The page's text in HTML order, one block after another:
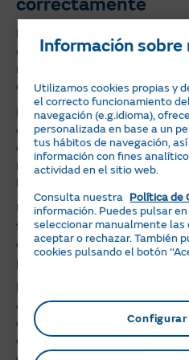
La eficacia de los detectores
dónde se coloque, así como
realice. Es decir, que es
detectar las incidencias a
Lo primero que debemos
dispositivo tiene que ser
que se use en la vivienda.
modelo detecta una
las indicaciones que da el
Una vez instalado, es
tiempo que funciona
detectores vienen con un
para comprobar que los
Mientras esté instalado, si en
alerta, no hay que ignorarla,
cerrar la llave de suministro si
cualquier acción que pueda
Información
Utilizamos cookies propias y
el correcto funcionamiento
navegación (e.g.idioma),
personalizada en base a un
tus hábitos de navegación,
información con fines
actividad en el sitio web.
Consulta nuestra Política de
información. Puedes pulsar
seleccionar manualmente las
aceptar o rechazar. También
cookies pulsando el botón